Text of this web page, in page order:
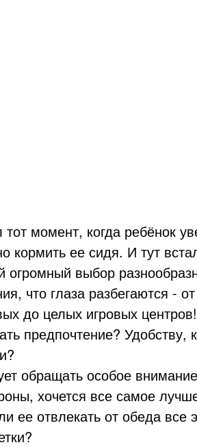
тот момент, когда ребёнок
кормить ее сидя. И тут
огромный выбор
что глаза разбегаются -
до целых игровых центров!
предпочтение? Удобству,
обращать особое
хочется все самое
ее отвлекать от обеда все